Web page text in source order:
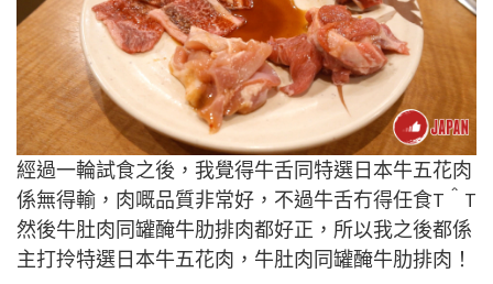
經過一輪試食之後，我覺得牛舌同特選日本牛五花肉
係無得輸，肉嘅品質非常好，不過牛舌冇得任食T＾T
然後牛肚肉同罐醃牛肋排肉都好正，所以我之後都係
主打拎特選日本牛五花肉，牛肚肉同罐醃牛肋排肉！